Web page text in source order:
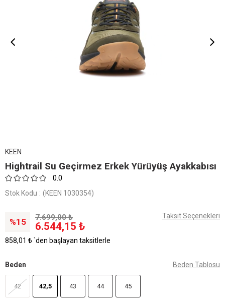
KEEN
Hightrail Su Geçirmez Erkek Yürüyüş Ayakkabısı
0.0
Stok Kodu (KEEN 1030354)
15 7.699,00 ₺
6.544,15 ₺
Taksit Seçenekleri
858,01 ₺`den başlayan taksitlerle
Beden Tablosu
Beden
42 42,5 43 44 45